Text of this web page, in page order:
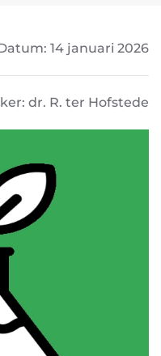
14 januari 2026
dr. R. ter Hofstede